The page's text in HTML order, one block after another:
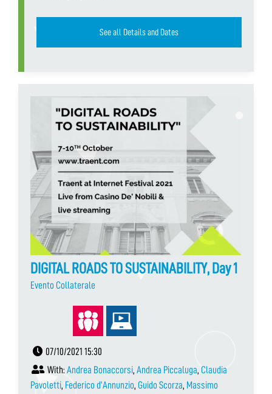
See all Details and Dates
DIGITAL ROADS TO SUSTAINABILITY, Day 1
Evento Collaterale
07/10/2021 15:30
With: Andrea Bonaccorsi, Andrea Piccaluga, Claudia
Pavoletti, Federico d’Annunzio, Guido Scorza, Massimo